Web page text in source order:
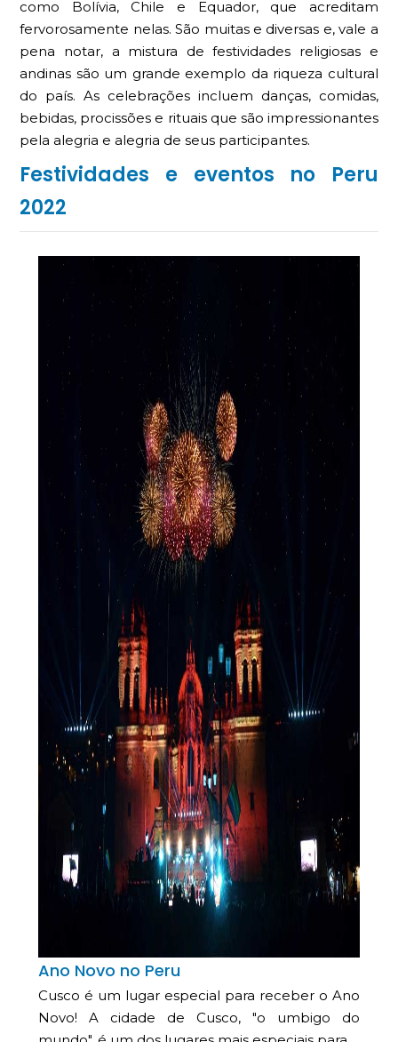
como Bolívia, Chile e Equador, que acreditam
fervorosamente nelas. São muitas e diversas e, vale a
pena notar, a mistura de festividades religiosas e
andinas são um grande exemplo da riqueza cultural
do país. As celebrações incluem danças, comidas,
bebidas, procissões e rituais que são impressionantes
pela alegria e alegria de seus participantes.
Festividades e eventos no Peru
2022
Ano Novo no Peru
Cusco é um lugar especial para receber o Ano
Novo! A cidade de Cusco, "o umbigo do